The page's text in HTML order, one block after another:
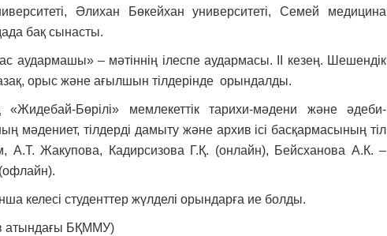
Әлихан Бөкейхан университеті, Семей медицина
бақ сынасты.
аудармашы» – мәтіннің ілеспе аудармасы. II кезең. Шешендік
орыс және ағылшын тілдерінде орындалды.
Бөрілі» мемлекеттік тарихи-мәдени және әдеби-
тілдерді дамыту және архив ісі басқармасының тіл
А.Т. Жакупова, Кадирсизова Г.Қ. (онлайн), Бейсханова А.К. –
келесі студенттер жүлделі орындарға ие болды.
атындағы БҚММУ)